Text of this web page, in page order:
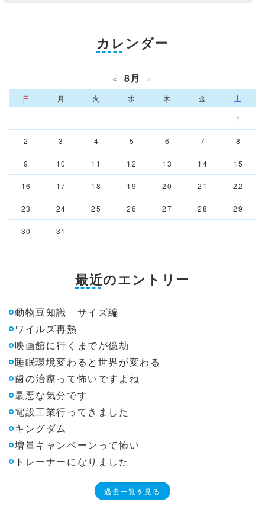
カレンダー
« 8月 »
日 月 火 水 木 金
土
1
2 3 4 5 6 7 8
9 10 11 12 13 14 15
16 17 18 19 20 21 22
23 24 25 26 27 28 29
30 31
最近のエントリー
動物豆知識 サイズ編
ワイルズ再熱
映画館に行くまでが億劫
睡眠環境変わると世界が変わる
歯の治療って怖いですよね
最悪な気分です
電設工業行ってきました
キングダム
増量キャンペーンって怖い
トレーナーになりました
過去一覧を見る